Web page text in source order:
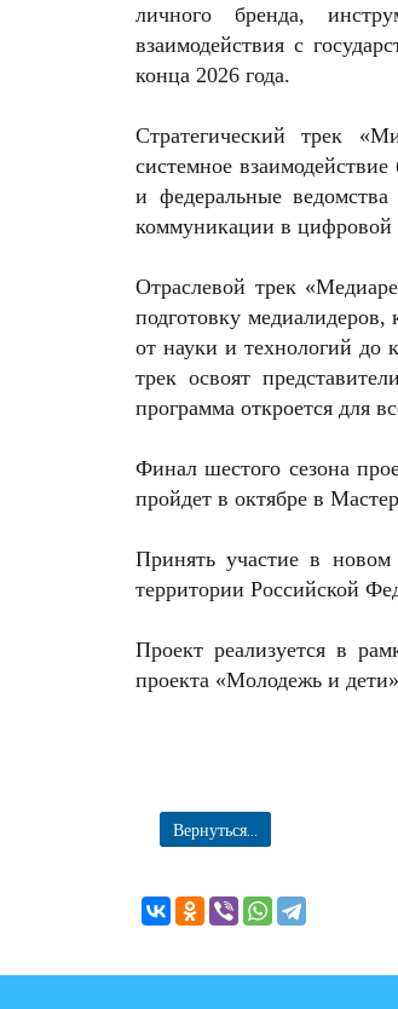
личного бренда,
взаимодействия с
конца 2026 года.
Стратегический трек
системное
и федеральные
коммуникации в цифровой
Отраслевой трек
подготовку медиалидеров,
от науки и технологий до
трек освоят
программа откроется для
Финал шестого сезона
пройдет в октябре в
Принять участие в
территории Российской
Проект реализуется в
проекта «Молодежь и
Вернуться...